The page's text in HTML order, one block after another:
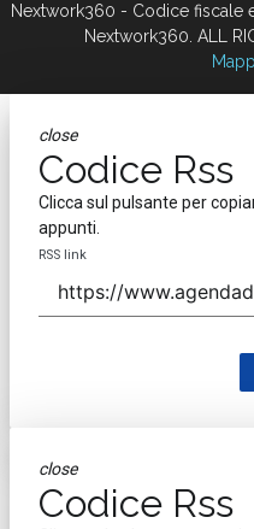
Nextwork360 - Codice fiscale
Nextwork360. ALL
close
Codice Rss
Clicca sul pulsante per
appunti.
RSS link
close
Codice Rss